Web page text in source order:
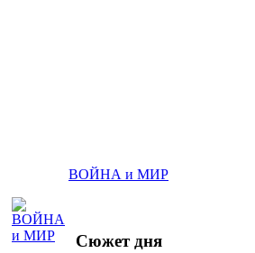
ВОЙНА и МИР
Сюжет дня